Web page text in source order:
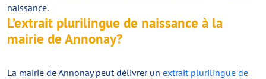
naissance.
L’extrait plurilingue de naissance à la
mairie de Annonay?
La mairie de Annonay peut délivrer un extrait plurilingue de